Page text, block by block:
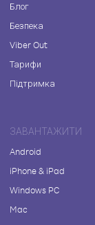
Блог
Безпека
Viber Out
Тарифи
Підтримка
ЗАВАНТАЖИТИ
Android
iPhone & iPad
Windows PC
Mac